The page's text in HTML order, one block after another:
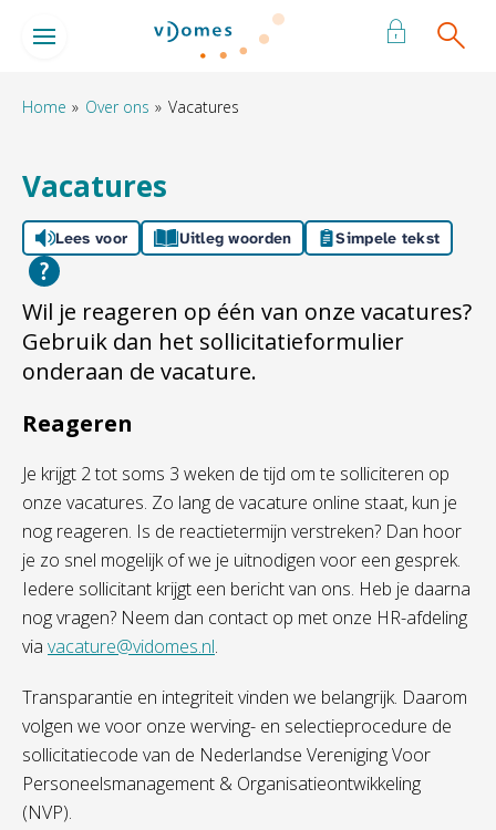
Naar de homepage
Ga naar Hoofd
Home Over ons Vacatures
Vacatures
Lees voor Uitleg woorden Simpele tekst
Wil je reageren op één van onze vacatures?
Gebruik dan het sollicitatieformulier
onderaan de vacature.
Reageren
Je krijgt 2 tot soms 3 weken de tijd om te solliciteren op
onze vacatures. Zo lang de vacature online staat, kun je
nog reageren. Is de reactietermijn verstreken? Dan hoor
je zo snel mogelijk of we je uitnodigen voor een gesprek.
Iedere sollicitant krijgt een bericht van ons. Heb je daarna
nog vragen? Neem dan contact op met onze HR-afdeling
via vacature@vidomes.nl.
Transparantie en integriteit vinden we belangrijk. Daarom
volgen we voor onze werving- en selectieprocedure de
sollicitatiecode van de Nederlandse Vereniging Voor
Personeelsmanagement & Organisatieontwikkeling
(NVP).